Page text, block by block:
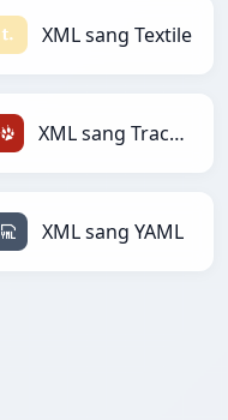
XML sang Textile
XML sang TracWiki
XML sang YAML